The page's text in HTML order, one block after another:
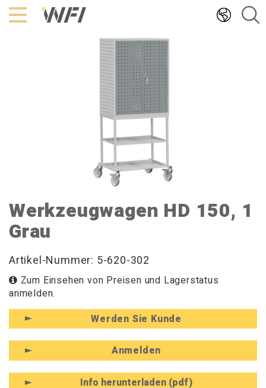
Hoppa
till
Werkzeugwagen HD 150, 1
Grau
Artikel-Nummer: 5-620-302
Zum Einsehen von Preisen und Lagerstatus
anmelden.
Werden Sie Kunde
Anmelden
Info herunterladen (pdf)